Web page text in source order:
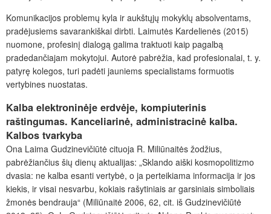
Komunikacijos problemų kyla ir aukštųjų mokyklų absolventams,
pradėjusiems savarankiškai dirbti. Laimutės Kardelienės (2015)
nuomone, profesinį dialogą galima traktuoti kaip pagalbą
pradedančiajam mokytojui. Autorė pabrėžia, kad profesionalai, t. y.
patyrę kolegos, turi padėti jauniems specialistams formuotis
vertybines nuostatas.
Kalba elektroninėje erdvėje, kompiuterinis
raštingumas. Kanceliarinė, administracinė kalba.
Kalbos tvarkyba
Ona Laima Gudzinevičiūtė cituoja R. Miliūnaitės žodžius,
pabrėžiančius šių dienų aktualijas: „Sklando aiški kosmopolitizmo
dvasia: ne kalba esanti vertybė, o ja perteikiama informacija ir jos
kiekis, ir visai nesvarbu, kokiais rašytiniais ar garsiniais simboliais
žmonės bendrauja“ (Miliūnaitė 2006, 62, cit. iš Gudzinevičiūtė